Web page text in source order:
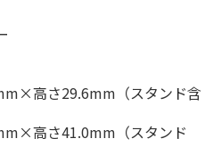
高さ29.6mm（スタンド含
高さ41.0mm（スタンド